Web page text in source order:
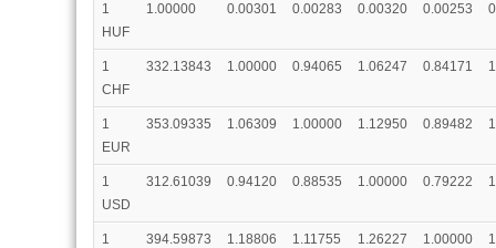
1
HUF
1.00000 0.00301 0.00283 0.00320 0.00253
1
CHF
332.13843 1.00000 0.94065 1.06247 0.84171
1
EUR
353.09335 1.06309 1.00000 1.12950 0.89482
1
USD
312.61039 0.94120 0.88535 1.00000 0.79222
1
394.59873 1.18806 1.11755 1.26227 1.00000